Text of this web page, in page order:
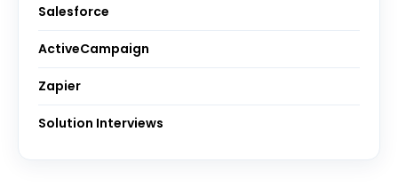
Salesforce
ActiveCampaign
Zapier
Solution Interviews